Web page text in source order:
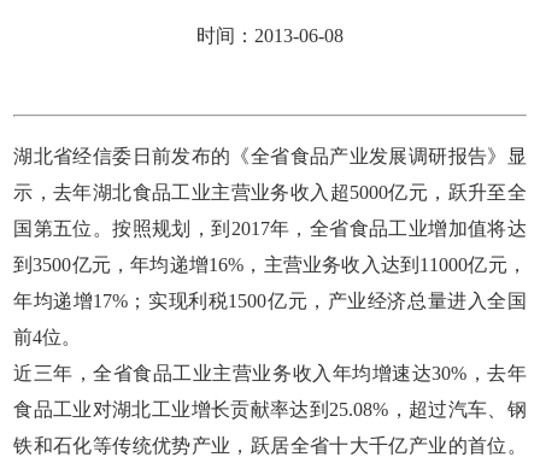
时间：2013-06-08
湖北省经信委日前发布的《全省食品产业发展调研报告》显
示，去年湖北食品工业主营业务收入超5000亿元，跃升至全
国第五位。按照规划，到2017年，全省食品工业增加值将达
到3500亿元，年均递增16%，主营业务收入达到11000亿元，
年均递增17%；实现利税1500亿元，产业经济总量进入全国
前4位。
近三年，全省食品工业主营业务收入年均增速达30%，去年
食品工业对湖北工业增长贡献率达到25.08%，超过汽车、钢
铁和石化等传统优势产业，跃居全省十大千亿产业的首位。